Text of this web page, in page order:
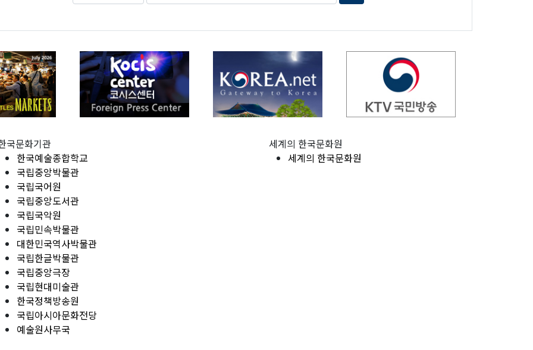
국문화기관
한국예술종합학교
국립중앙박물관
국립국어원
국립중앙도서관
국립국악원
국립민속박물관
대한민국역사박물관
국립한글박물관
국립중앙극장
국립현대미술관
한국정책방송원
국립아시아문화전당
예술원사무국
세계의 한국문화원
세계의 한국문화원